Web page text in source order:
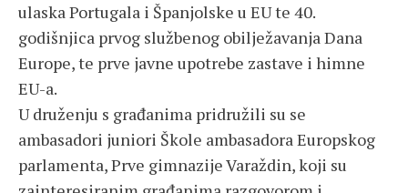
ulaska Portugala i Španjolske u EU te 40.
godišnjica prvog službenog obilježavanja Dana
Europe, te prve javne upotrebe zastave i himne
EU-a.
U druženju s građanima pridružili su se
ambasadori juniori Škole ambasadora Europskog
parlamenta, Prve gimnazije Varaždin, koji su